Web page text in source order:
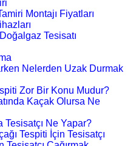
Montajı Fiyatları
Tesisatı
Nelerden Uzak Durmak
Zor Bir Konu Mudur?
Kaçak Olursa Ne
Tesisatçı Ne Yapar?
Tespiti İçin Tesisatçı